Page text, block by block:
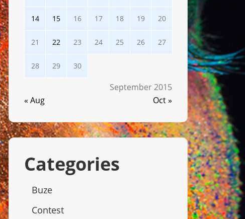
September 2015
14 15 16 17 18 19 20
21 22 23 24 25 26 27
28 29 30
« Aug Oct »
Categories
Buze
Contest